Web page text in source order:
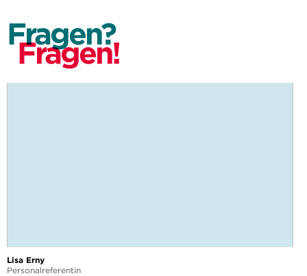
Fragen?
Fragen!
Lisa Erny
Personalreferentin